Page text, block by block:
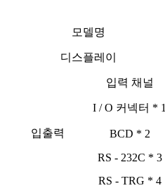
모델명
디스플레이
입력 채널
I / O 커넥터 * 1
입출력 BCD * 2
RS - 232C * 3
RS - TRG * 4